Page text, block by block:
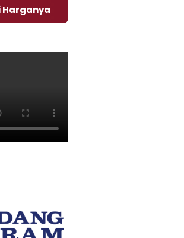
‎Nasirun Maestro Lukis